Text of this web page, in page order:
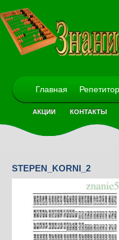
Главная
АКЦИИ КОНТАКТЫ
STEPEN_KORNI_2